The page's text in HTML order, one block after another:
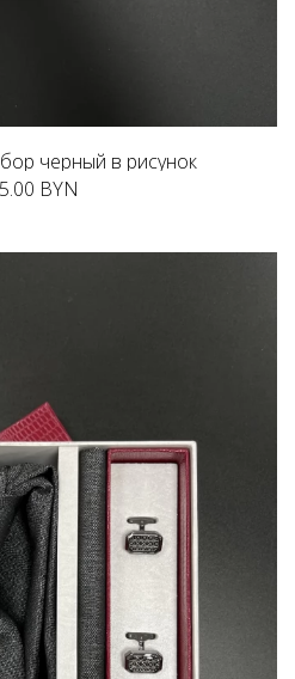
черный в рисунок
BYN